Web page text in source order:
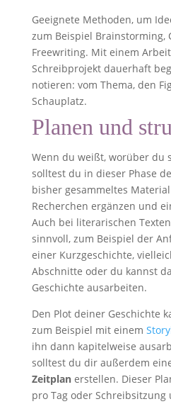
Geeignete Methoden, um
zum Beispiel Brainstorming,
Freewriting. Mit einem
Schreibprojekt dauerhaft
notieren: vom Thema, den
Schauplatz.
Planen und
Wenn du weißt, worüber du
solltest du in dieser Phase
bisher gesammeltes
Recherchen ergänzen und
Auch bei literarischen
sinnvoll, zum Beispiel der
einer Kurzgeschichte,
Abschnitte oder du kannst
Geschichte ausarbeiten.
Den Plot deiner Geschichte
zum Beispiel mit einem
ihn dann kapitelweise
solltest du dir außerdem
Zeitplanerstellen. Dieser
pro Tag oder